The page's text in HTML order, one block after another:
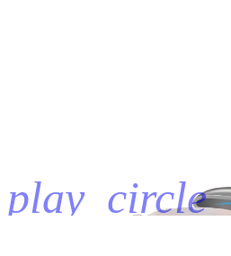
play_circle